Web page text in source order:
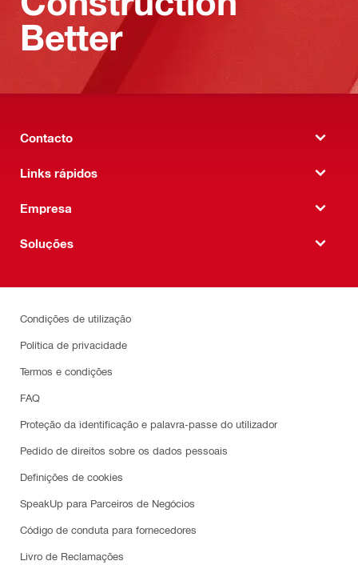
Better
Contacto
Links rápidos
Empresa
Soluções
Condições de utilização
Política de privacidade
Termos e condições
FAQ
Proteção da identificação e palavra-passe do utilizador
Pedido de direitos sobre os dados pessoais
Definições de cookies
SpeakUp para Parceiros de Negócios
Código de conduta para fornecedores
Livro de Reclamações